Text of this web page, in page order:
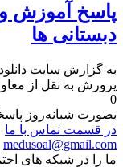
پاسخ آموزش
دبستانی ها
به گزارش سایت
پرورش به نقل از
0
بصورت شبانه‌روز
در قسمت تماس با ما
medusoal@gmail.com
ما را در شبکه های